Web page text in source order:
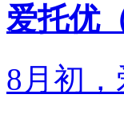
爱托优
8月初